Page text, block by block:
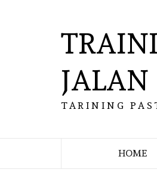
JALAN
TARINING
HOME